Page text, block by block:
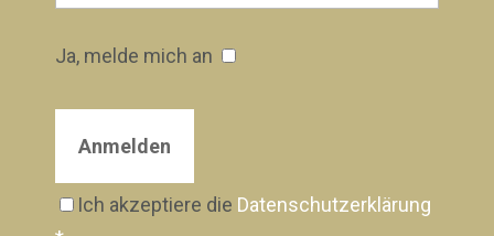
Ja, melde mich an
Ich akzeptiere die Datenschutzerklärung